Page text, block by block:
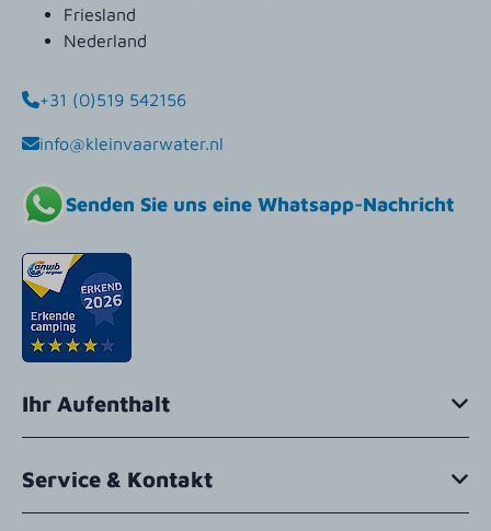
Friesland
Nederland
+31 (0)519 542156
info@kleinvaarwater.nl
Senden Sie uns eine Whatsapp-Nachricht
Ihr Aufenthalt
Service & Kontakt